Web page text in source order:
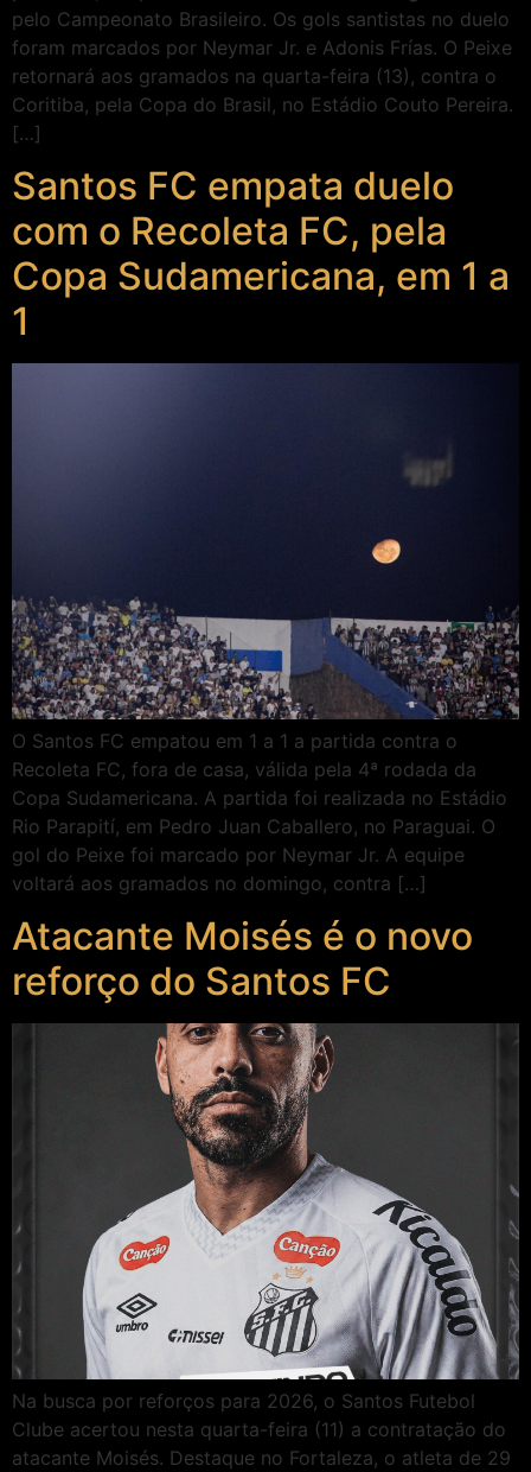
pelo Campeonato Brasileiro. Os gols santistas no duelo
foram marcados por Neymar Jr. e Adonis Frías. O Peixe
retornará aos gramados na quarta-feira (13), contra o
Coritiba, pela Copa do Brasil, no Estádio Couto Pereira.
[…]
Santos FC empata duelo
com o Recoleta FC, pela
Copa Sudamericana, em 1 a
1
O Santos FC empatou em 1 a 1 a partida contra o
Recoleta FC, fora de casa, válida pela 4ª rodada da
Copa Sudamericana. A partida foi realizada no Estádio
Rio Parapití, em Pedro Juan Caballero, no Paraguai. O
gol do Peixe foi marcado por Neymar Jr. A equipe
voltará aos gramados no domingo, contra […]
Atacante Moisés é o novo
reforço do Santos FC
Na busca por reforços para 2026, o Santos Futebol
Clube acertou nesta quarta-feira (11) a contratação do
atacante Moisés. Destaque no Fortaleza, o atleta de 29